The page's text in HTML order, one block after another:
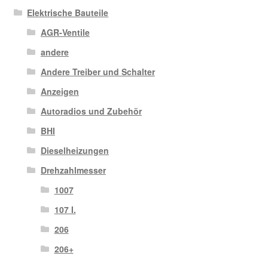
Elektrische Bauteile
AGR-Ventile
andere
Andere Treiber und Schalter
Anzeigen
Autoradios und Zubehör
BHI
Dieselheizungen
Drehzahlmesser
1007
107 I.
206
206+